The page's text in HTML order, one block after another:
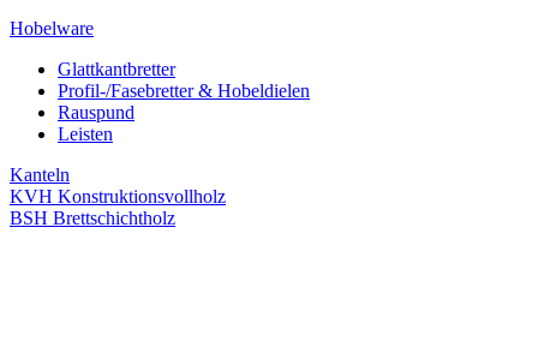
Hobelware
Glattkantbretter
Profil-/Fasebretter & Hobeldielen
Rauspund
Leisten
Kanteln
KVH Konstruktionsvollholz
BSH Brettschichtholz